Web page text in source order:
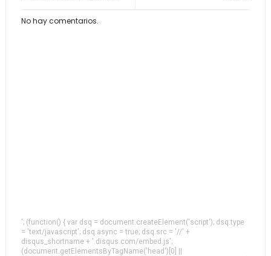
No hay comentarios.
'; (function() { var dsq = document.createElement('script'); dsq.type
= 'text/javascript'; dsq.async = true; dsq.src = '//' +
disqus_shortname + '.disqus.com/embed.js';
(document.getElementsByTagName('head')[0] ||